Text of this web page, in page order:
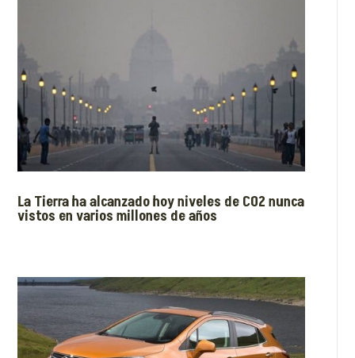
La Tierra ha alcanzado hoy niveles de CO2 nunca
vistos en varios millones de años